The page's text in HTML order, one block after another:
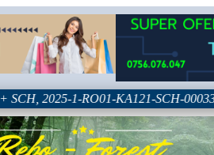
2025-1-RO01-KA121-SCH-000333361